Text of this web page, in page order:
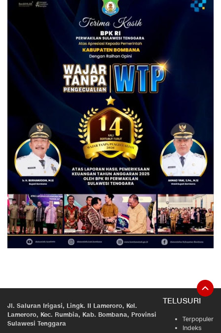
Jl. Saluran Irigasi, Lingk. II Lameroro, Kel.
Lameroro, Kec. Rumbia, Kab. Bombana, Provinsi
Sulawesi Tenggara
TELUSURI
Terpopuler
Indeks